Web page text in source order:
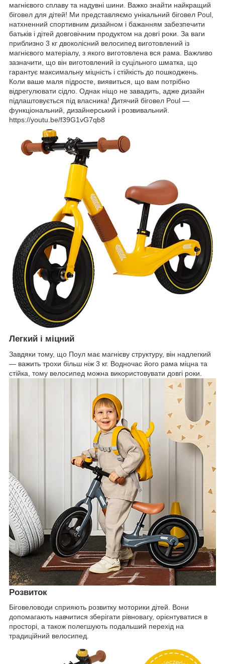
магнієвого сплаву та надувні шини. Важко знайти найкращий
біговел для дітей! Ми представляємо унікальний біговел Poul,
натхненний спортивним дизайном і бажанням забезпечити
батьків і дітей довговічним продуктом на довгі роки. За ваги
приблизно 3 кг двоколісний велосипед виготовлений із
магнієвого матеріалу, з якого виготовлена вся рама. Важливо
зазначити, що він виготовлений із суцільного шматка, що
гарантує максимальну міцність і стійкість до пошкоджень.
Коли ваше маля підросте, виявиться, що вам потрібно
відрегулювати сідло. Однак ніщо не завадить, адже дизайн
підлаштовується під власника! Дитячий біговел Poul —
функціональний, дизайнерський і розвивальний.
https://youtu.be/f39G1vG7qb8
Легкий і міцний
Завдяки тому, що Поул має магнієву структуру, він надлегкий
— важить трохи більш ніж 3 кг. Водночас його рама міцна та
стійка, тому велосипед можна використовувати довгі роки.
Розвиток
Біговеловоди сприяють розвитку моторики дітей. Вони
допомагають навчитися зберігати рівновагу, орієнтуватися в
просторі, а також полегшують подальший перехід на
традиційний велосипед.